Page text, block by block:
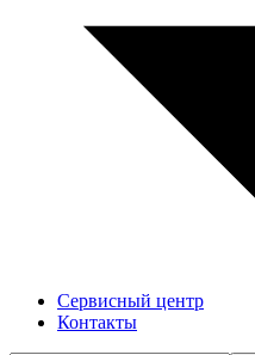
Сервисный центр
Контакты